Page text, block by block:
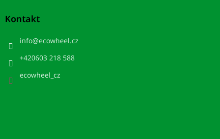
Kontakt
info@ecowheel.cz
+420603 218 588
ecowheel_cz